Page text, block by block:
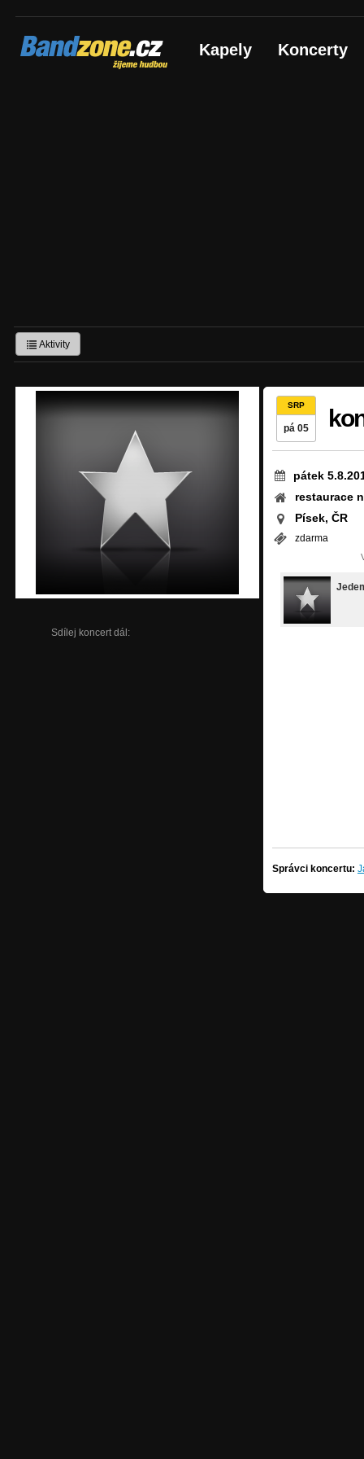
Bandzone.cz
žijeme hudbou Kapely Koncerty
Aktivity
Sdílej koncert dál:
SRP
pá 05
pátek
restaurace
Písek, ČR
zdarma
Správci koncertu: